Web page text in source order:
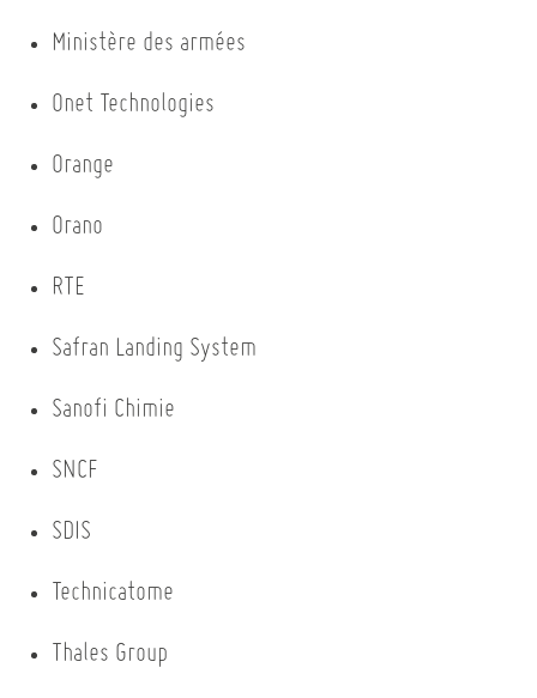
Ministère des armées
Onet Technologies
Orange
Orano
RTE
Safran Landing System
Sanofi Chimie
SNCF
SDIS
Technicatome
Thales Group